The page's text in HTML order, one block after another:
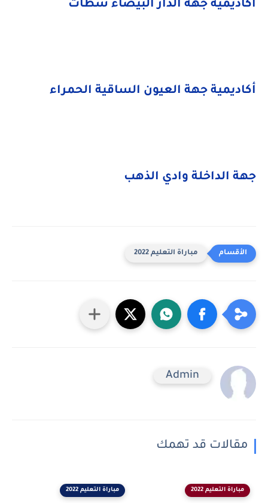
أكاديمية جهة الدار البيضاء سطات
أكاديمية جهة العيون الساقية الحمراء
جهة الداخلة وادي الذهب
مباراة التعليم 2022
Admin
مقالات قد تهمك
مباراة التعليم 2022 مباراة التعليم 2022